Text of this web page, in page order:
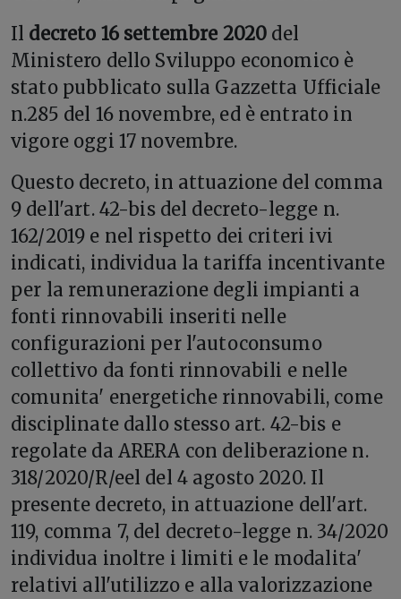
Il decreto 16 settembre 2020 del
Ministero dello Sviluppo economico è
stato pubblicato sulla Gazzetta Ufficiale
n.285 del 16 novembre, ed è entrato in
vigore oggi 17 novembre.
Questo decreto, in attuazione del comma
9 dell'art. 42-bis del decreto-legge n.
162/2019 e nel rispetto dei criteri ivi
indicati, individua la tariffa incentivante
per la remunerazione degli impianti a
fonti rinnovabili inseriti nelle
configurazioni per l'autoconsumo
collettivo da fonti rinnovabili e nelle
comunita' energetiche rinnovabili, come
disciplinate dallo stesso art. 42-bis e
regolate da ARERA con deliberazione n.
318/2020/R/eel del 4 agosto 2020. Il
presente decreto, in attuazione dell'art.
119, comma 7, del decreto-legge n. 34/2020
individua inoltre i limiti e le modalita'
relativi all'utilizzo e alla valorizzazione